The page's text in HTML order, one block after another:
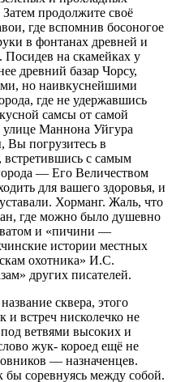
Затем продолжите своё
где вспомнив босоногое
в фонтанах древней и
на скамейках у
древний базар Чорсу,
но наивкуснейшими
где не удержавшись
самсы от самой
Маннона Уйгура
Вы погрузитесь в
встретившись с самым
— Его Величеством
для вашего здоровья, и
Хорманг. Жаль, что
где можно было душевно
и «пичини —
истории местных
охотника» И.С.
других писателей.
сквера, этого
и встреч нисколечко не
ветвями высоких и
жук- короед ещё не
— назначенцев.
бы соревнуясь между собой.